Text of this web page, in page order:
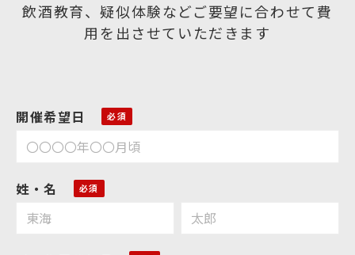
飲酒教育、疑似体験などご要望に合わせて費
用を出させていただきます
開催希望日
姓・名